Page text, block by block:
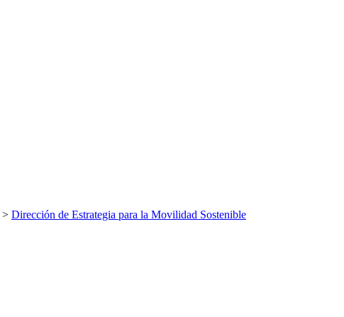
> Dirección de Estrategia para la Movilidad Sostenible